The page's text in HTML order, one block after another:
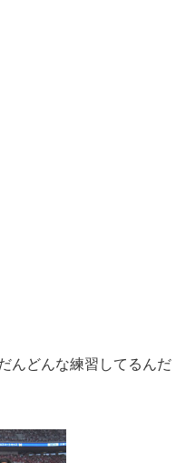
んどんな練習してるんだ